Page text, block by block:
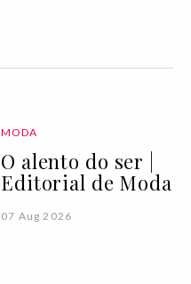
MODA
O alento do ser |
Editorial de Moda
07 Aug 2026